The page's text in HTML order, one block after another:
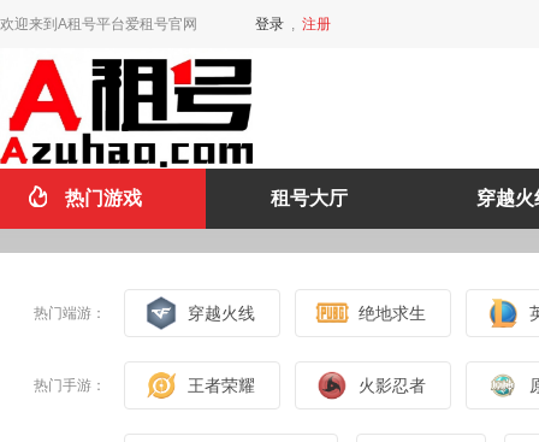
欢迎来到A租号平台爱租号官网 登录 , 注册
热门游戏 租号大厅 穿越火
热门端游： 穿越火线 绝地求生
热门手游： 王者荣耀 火影忍者